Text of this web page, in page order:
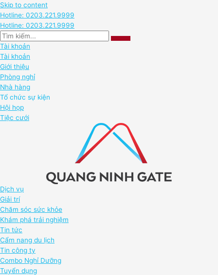
Skip to content
Hotline: 0203.221.9999
Hotline: 0203.221.9999
Tài khoản
Tài khoản
Giới thiệu
Phòng nghỉ
Nhà hàng
Tổ chức sự kiện
Hội họp
Tiệc cưới
Dịch vụ
Giải trí
Chăm sóc sức khỏe
Khám phá trải nghiệm
Tin tức
Cẩm nang du lịch
Tin công ty
Combo Nghỉ Dưỡng
Tuyển dụng